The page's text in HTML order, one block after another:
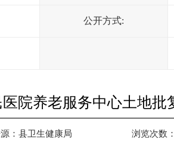
公开方式:
院养老服务中心土地批
： 县卫生健康局 浏览次数：